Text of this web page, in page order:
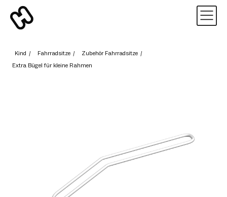
Kind / Fahrradsitze / Zubehör Fahrradsitze /
Extra Bügel für kleine Rahmen